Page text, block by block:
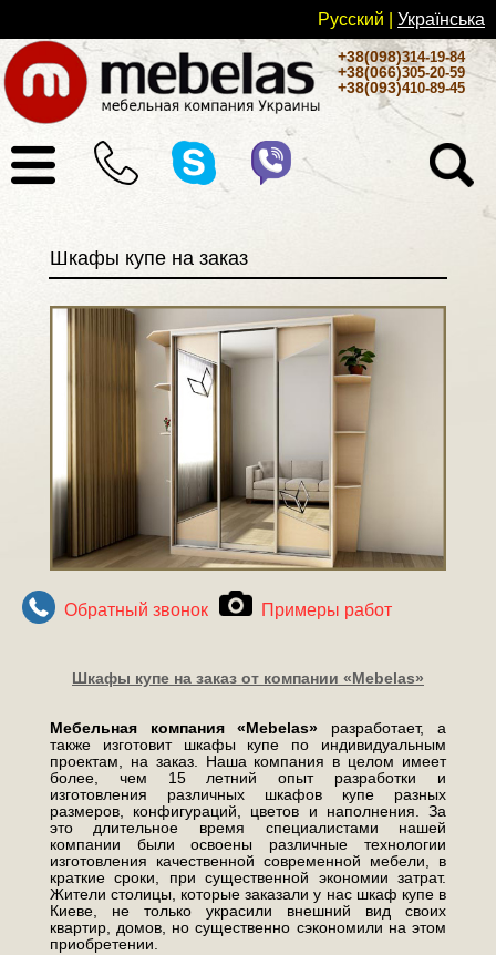
Русский Українськa
+38(098)314-19-84
+38(066)305-20-59
+38(093)410-89-45
Шкафы купе на заказ
Обратный звонок Примеры работ
Шкафы купе на заказ от компании «Mebelas»
Мебельная компания «Mebelas» разработает, а
также изготовит шкафы купе по индивидуальным
проектам, на заказ. Наша компания в целом имеет
более, чем 15 летний опыт разработки и
изготовления различных шкафов купе разных
размеров, конфигураций, цветов и наполнения. За
это длительное время специалистами нашей
компании были освоены различные технологии
изготовления качественной современной мебели, в
краткие сроки, при существенной экономии затрат.
Жители столицы, которые заказали у нас шкаф купе в
Киеве, не только украсили внешний вид своих
квартир, домов, но существенно сэкономили на этом
приобретении.